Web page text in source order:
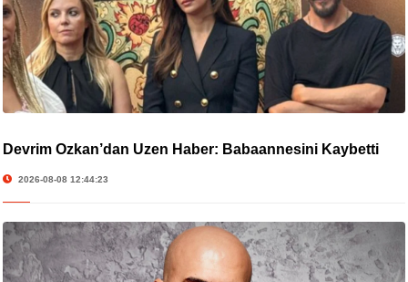
Devrim Özkan’dan Üzen Haber: Babaannesini Kaybetti
2026-08-08 12:44:23